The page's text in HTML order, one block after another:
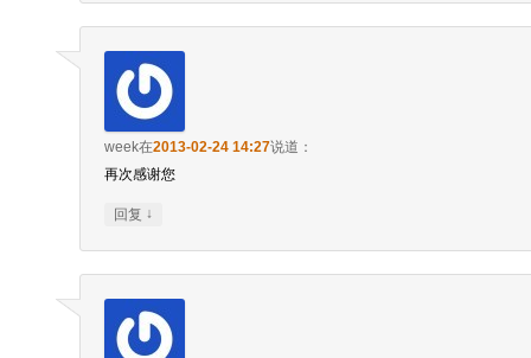
week在2013-02-24 14:27说道：
再次感谢您
回复 ↓